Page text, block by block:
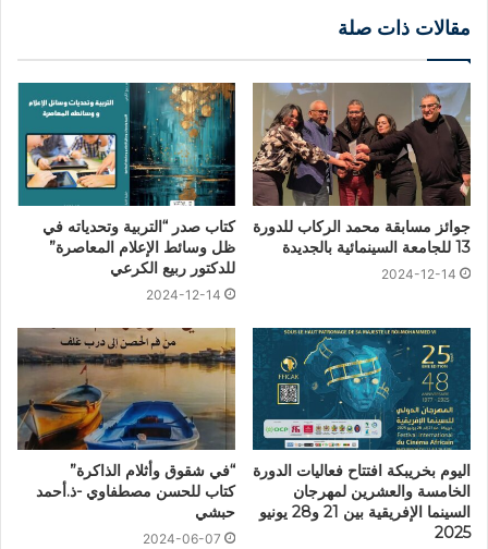
مقالات ذات صلة
جوائز مسابقة محمد الركاب للدورة
13 للجامعة السينمائية بالجديدة
2024-12-14
كتاب صدر “التربية وتحدياته في
ظل وسائط الإعلام المعاصرة”
للدكتور ربيع الكرعي
2024-12-14
اليوم بخريبكة افتتاح فعاليات الدورة
الخامسة والعشرين لمهرجان
السينما الإفريقية بين 21 و28 يونيو
2025
“في شقوق وأثلام الذاكرة”
كتاب للحسن مصطفاوي -ذ.أحمد
حبشي
2024-06-07